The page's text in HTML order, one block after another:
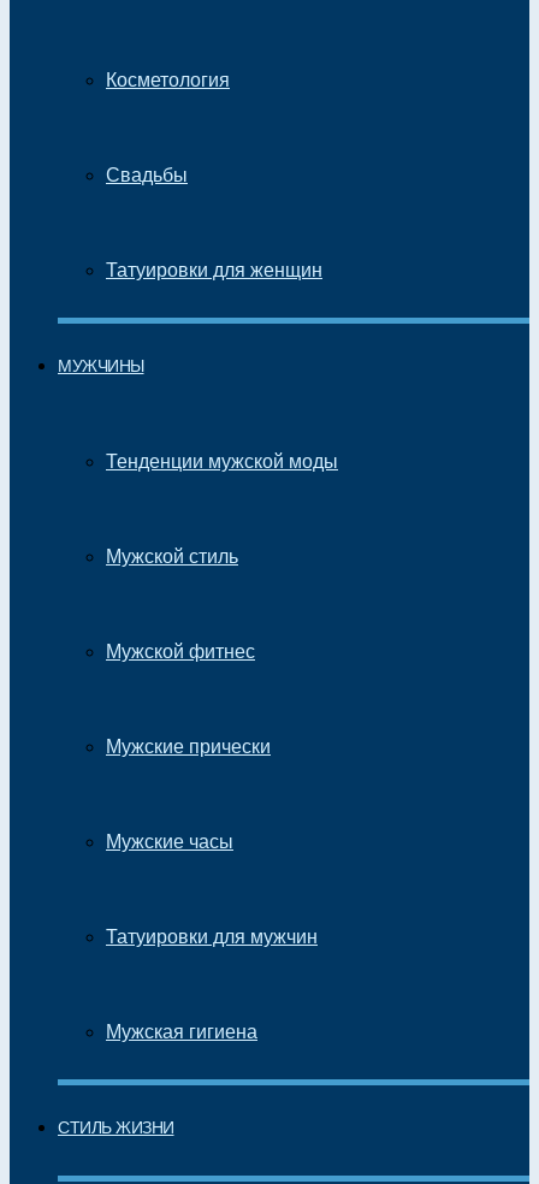
Косметология
Свадьбы
Татуировки для женщин
МУЖЧИНЫ
Тенденции мужской моды
Мужской стиль
Мужской фитнес
Мужские прически
Мужские часы
Татуировки для мужчин
Мужская гигиена
СТИЛЬ ЖИЗНИ